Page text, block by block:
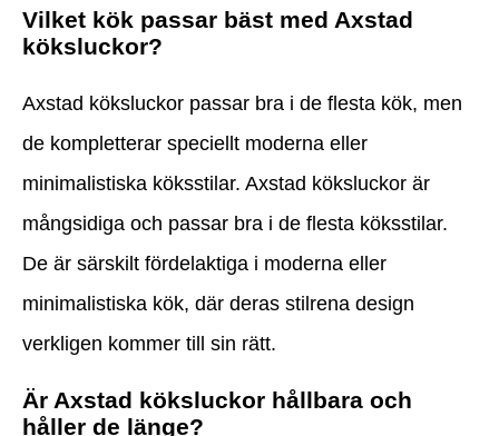
Vilket kök passar bäst med Axstad
köksluckor?
Axstad köksluckor passar bra i de flesta kök, men
de kompletterar speciellt moderna eller
minimalistiska köksstilar. Axstad köksluckor är
mångsidiga och passar bra i de flesta köksstilar.
De är särskilt fördelaktiga i moderna eller
minimalistiska kök, där deras stilrena design
verkligen kommer till sin rätt.
Är Axstad köksluckor hållbara och
håller de länge?